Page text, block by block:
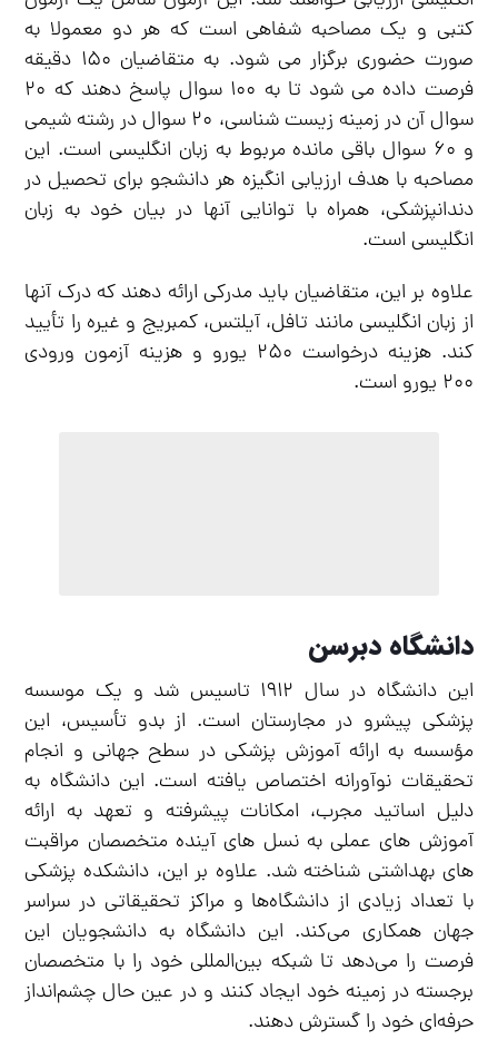
کتبی و یک مصاحبه شفاهی است که هر دو معمولا به
صورت حضوری برگزار می شود. به متقاضیان ۱۵۰ دقیقه
فرصت داده می شود تا به ۱۰۰ سوال پاسخ دهند که ۲۰
سوال آن در زمینه زیست شناسی، ۲۰ سوال در رشته شیمی
و ۶۰ سوال باقی مانده مربوط به زبان انگلیسی است. این
مصاحبه با هدف ارزیابی انگیزه هر دانشجو برای تحصیل در
دندانپزشکی، همراه با توانایی آنها در بیان خود به زبان
انگلیسی است.
علاوه بر این، متقاضیان باید مدرکی ارائه دهند که درک آنها
از زبان انگلیسی مانند تافل، آیلتس، کمبریج و غیره را تأیید
کند. هزینه درخواست ۲۵۰ یورو و هزینه آزمون ورودی
۲۰۰ یورو است.
دانشگاه دبرسن
این دانشگاه در سال ۱۹۱۲ تاسیس شد و یک موسسه
پزشکی پیشرو در مجارستان است. از بدو تأسیس، این
مؤسسه به ارائه آموزش پزشکی در سطح جهانی و انجام
تحقیقات نوآورانه اختصاص یافته است. این دانشگاه به
دلیل اساتید مجرب، امکانات پیشرفته و تعهد به ارائه
آموزش های عملی به نسل های آینده متخصصان مراقبت
های بهداشتی شناخته شد. علاوه بر این، دانشکده پزشکی
با تعداد زیادی از دانشگاه‌ها و مراکز تحقیقاتی در سراسر
جهان همکاری می‌کند. این دانشگاه به دانشجویان این
فرصت را می‌دهد تا شبکه بین‌المللی خود را با متخصصان
برجسته در زمینه خود ایجاد کنند و در عین حال چشم‌انداز
حرفه‌ای خود را گسترش دهند.